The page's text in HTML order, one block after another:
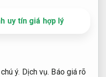
uy tín giá hợp lý
ý. Dịch vụ. Báo giá rõ